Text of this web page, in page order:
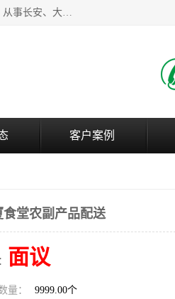
广东食安膳食管理服务有限公司是一家集干货粮油、肉禽蔬菜等食品加工、配送及食堂承包于一体的专业化公司。从事长安、大朗、大岭山、厚街、虎门等地区的蔬菜配送服务。 专业的服务队伍，以及完善的服务机制，经过多年的努力拼搏，赢得了广大客户的信赖和支持。
客户案例
食堂农副产品配送
面议
量： 9999.00个